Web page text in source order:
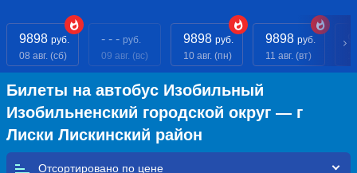
9898 руб.
08 авг. (сб)
- - - руб.
09 авг. (вс)
9898 руб.
10 авг. (пн)
9898 руб.
11 авг. (вт)
Билеты на автобус Изобильный
Изобильненский городской округ — г
Лиски Лискинский район
Отсортировано по